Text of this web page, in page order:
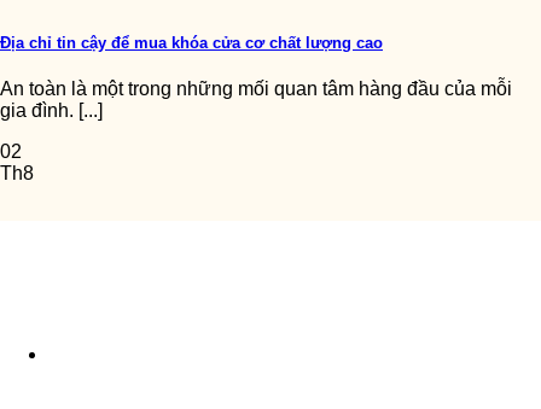
Địa chỉ tin cậy để mua khóa cửa cơ chất lượng cao
An toàn là một trong những mối quan tâm hàng đầu của mỗi
gia đình. [...]
02
Th8